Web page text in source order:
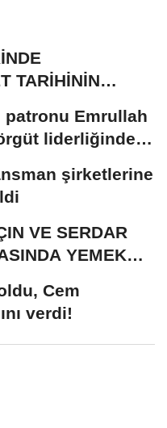
TARİHİNİN
patronu Emrullah
liderliğinden
şirketlerine
VE SERDAR
YEMEK
Cem
verdi!